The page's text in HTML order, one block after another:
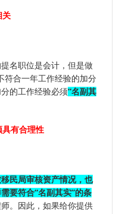
关
名职位是会计，但是做
符合一年工作经验的加分
的工作经验必须“名副其
具有合理性
民局审核资产情况，也
要符合“名副其实”的条
。因此，如果给你提供